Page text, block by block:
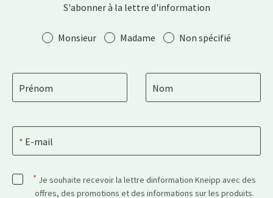
S'abonner à la lettre d'information
SalutationMonsieur Madame Non spécifié
Prénom Nom
E-mail
* Je souhaite recevoir la lettre dinformation Kneipp avec des
offres, des promotions et des informations sur les produits.